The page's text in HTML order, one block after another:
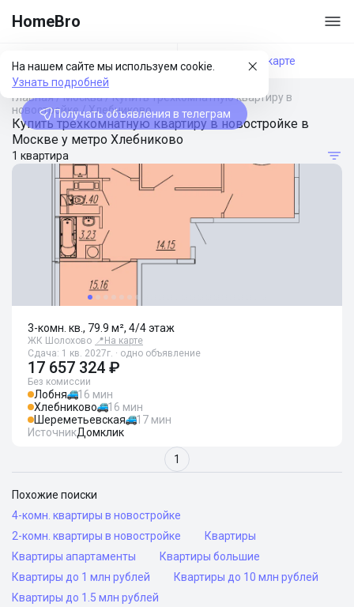
HomeBro
На нашем сайте мы используем cookie.
Узнать подробней
Получать объявления в телеграм
Фильтры На карте
Главная/Москва/Купить трехкомнатную квартиру в
новостройке/Хлебниково
Купить трехкомнатную квартиру в новостройке в
Москве у метро Хлебниково
1 квартира
3-комн. кв., 79.9 м², 4/4 этаж
ЖК Шолохово 📍 На карте
Сдача: 1 кв. 2027г. · одно объявление
17 657 324 ₽
Без комиссии
Лобня
16 мин
Хлебниково
16 мин
Шереметьевская
17 мин
ИсточникДомклик
1
Похожие поиски
4-комн. квартиры в новостройке
2-комн. квартиры в новостройке
Квартиры
Квартиры апартаменты
Квартиры большие
Квартиры до 1 млн рублей
Квартиры до 10 млн рублей
Квартиры до 1.5 млн рублей